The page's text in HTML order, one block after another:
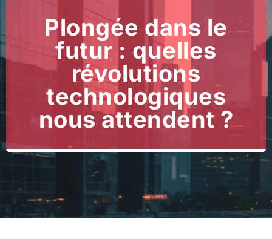
Plongée dans le
futur : quelles
révolutions
technologiques
nous attendent ?